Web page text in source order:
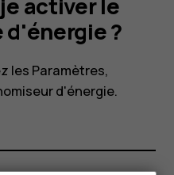
d'énergie ?
les Paramètres,
d'énergie.